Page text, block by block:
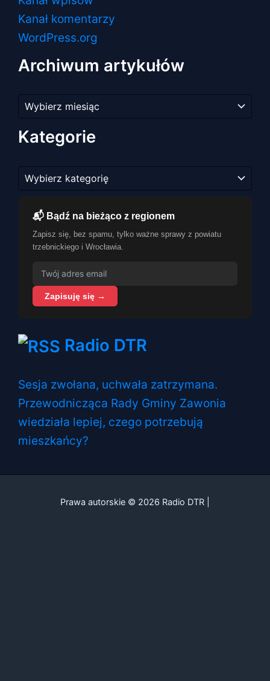
Kanał komentarzy
WordPress.org
Archiwum artykułów
artykułów
Kategorie
📬 Bądź na bieżąco z regionem
Zapisz się, bez spamu, tylko ważne sprawy z powiatu
trzebnickiego i Wrocławia.
Zapisuję się →
Radio DTR
Sesja zwołana, uchwała zatrzymana.
Przewodnicząca Rady Gminy Zawonia
wiedziała lepiej, czego potrzebują
mieszkańcy?
Prawa autorskie © 2026 Radio DTR |